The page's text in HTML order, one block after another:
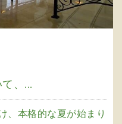
、...
、本格的な夏が始まり